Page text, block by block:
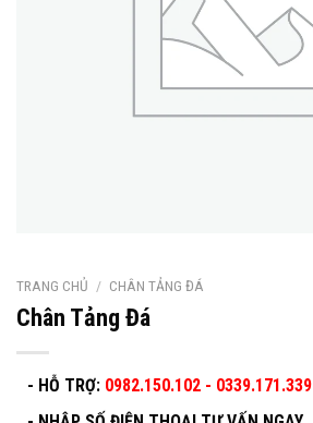
TRANG CHỦ / CHÂN TẢNG ĐÁ
Chân Tảng Đá
- HỖ TRỢ: 0982.150.102 - 0339.171.339